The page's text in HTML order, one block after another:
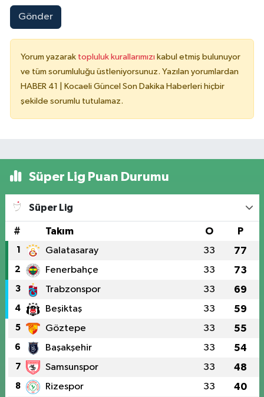
Gönder
Yorum yazarak topluluk kurallarımızı kabul etmiş bulunuyor
ve tüm sorumluluğu üstleniyorsunuz. Yazılan yorumlardan
HABER 41 | Kocaeli Güncel Son Dakika Haberleri hiçbir
şekilde sorumlu tutulamaz.
Süper Lig Puan Durumu
Süper Lig
# Takım O P
1 Galatasaray 33 77
2 Fenerbahçe 33 73
3 Trabzonspor 33 69
4 Beşiktaş 33 59
5 Göztepe 33 55
6 Başakşehir 33 54
7 Samsunspor 33 48
8 Rizespor 33 40